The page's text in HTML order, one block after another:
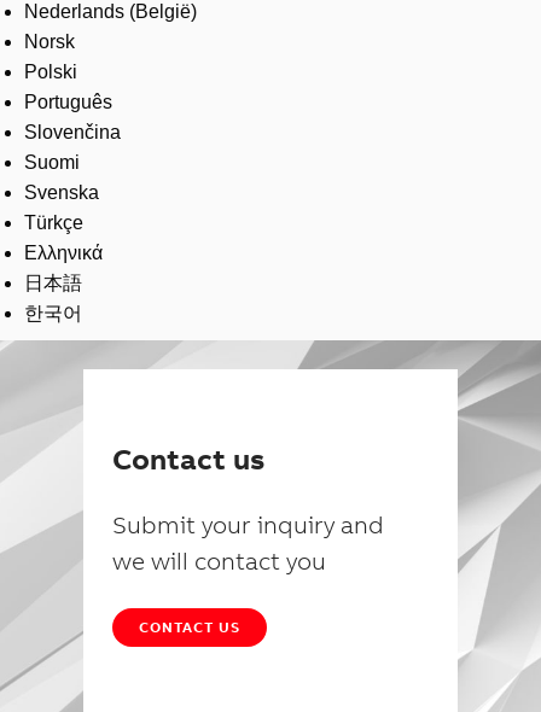
Nederlands (België)
Norsk
Polski
Português
Slovenčina
Suomi
Svenska
Türkçe
Ελληνικά
日本語
한국어
Contact us
Submit your inquiry and
we will contact you
CONTACT US